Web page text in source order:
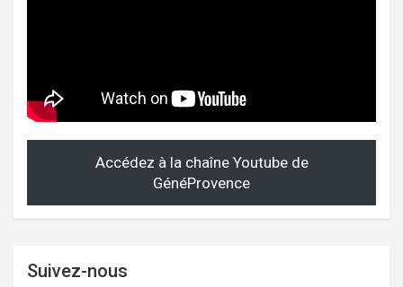
Accédez à la chaîne Youtube de
GénéProvence
Suivez-nous